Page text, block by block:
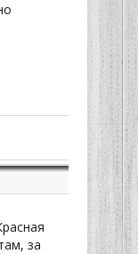
за